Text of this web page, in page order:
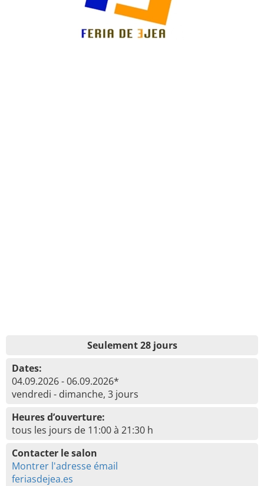
Seulement 28 jours
Dates:
04.09.2026 - 06.09.2026*
vendredi - dimanche, 3 jours
Heures d’ouverture:
tous les jours de 11:00 à 21:30 h
Contacter le salon
Montrer l'adresse émail
feriasdejea.es